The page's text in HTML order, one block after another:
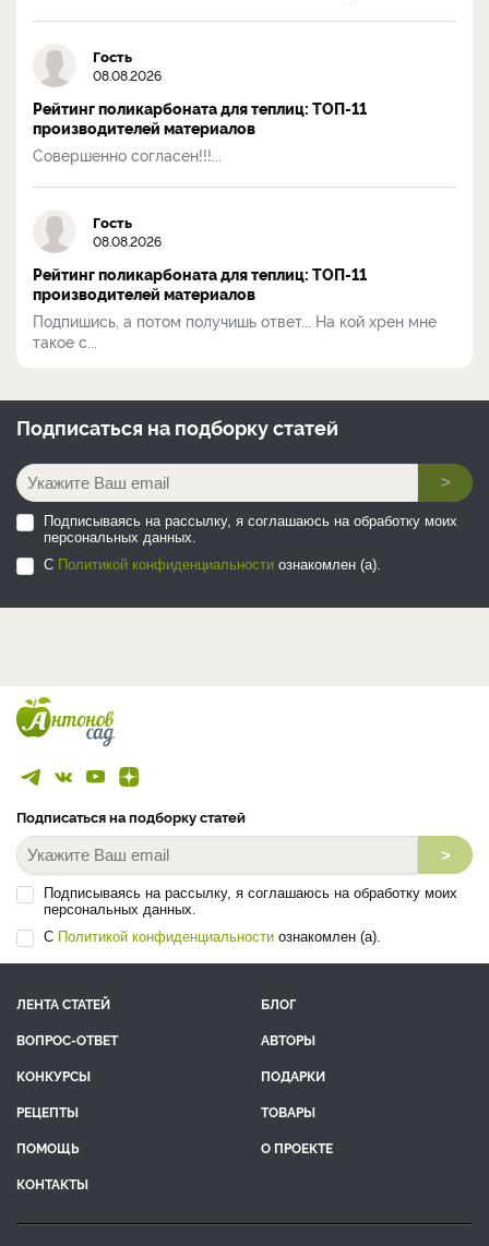
Гость
08.08.2026
Рейтинг поликарбоната для теплиц: ТОП-11
производителей материалов
Совершенно согласен!!!...
Гость
08.08.2026
Рейтинг поликарбоната для теплиц: ТОП-11
производителей материалов
Подпишись, а потом получишь ответ... На кой хрен мне
такое с...
Подписаться на подборку статей
>
Подписываясь на рассылку, я соглашаюсь на обработку моих
персональных данных.
С Политикой конфиденциальности ознакомлен (а).
Подписаться на подборку статей
>
Подписываясь на рассылку, я соглашаюсь на обработку моих
персональных данных.
С Политикой конфиденциальности ознакомлен (а).
ЛЕНТА СТАТЕЙ
БЛОГ
ВОПРОС-ОТВЕТ
АВТОРЫ
КОНКУРСЫ
ПОДАРКИ
РЕЦЕПТЫ
ТОВАРЫ
ПОМОЩЬ
О ПРОЕКТЕ
КОНТАКТЫ